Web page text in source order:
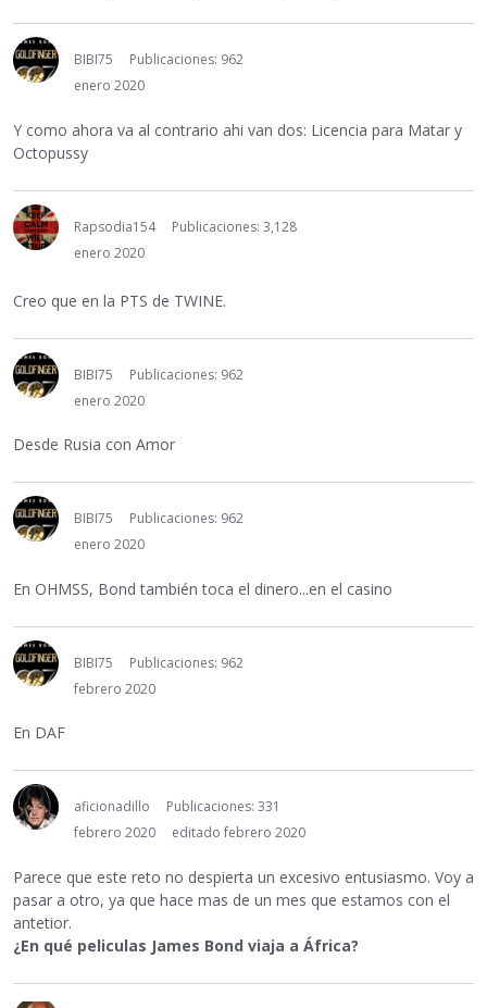
BIBI75
Publicaciones: 962
enero 2020
Y como ahora va al contrario ahi van dos: Licencia para Matar y
Octopussy
Rapsodia154
Publicaciones: 3,128
enero 2020
Creo que en la PTS de TWINE.
BIBI75
Publicaciones: 962
enero 2020
Desde Rusia con Amor
BIBI75
Publicaciones: 962
enero 2020
En OHMSS, Bond también toca el dinero...en el casino
BIBI75
Publicaciones: 962
febrero 2020
En DAF
aficionadillo
Publicaciones: 331
febrero 2020
editado febrero 2020
Parece que este reto no despierta un excesivo entusiasmo. Voy a
pasar a otro, ya que hace mas de un mes que estamos con el
antetior.
¿En qué peliculas James Bond viaja a África?